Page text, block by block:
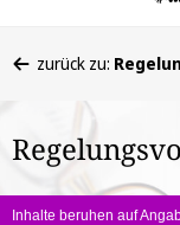
befinden
hier:
zurück zu:
Inhalte beruhen auf